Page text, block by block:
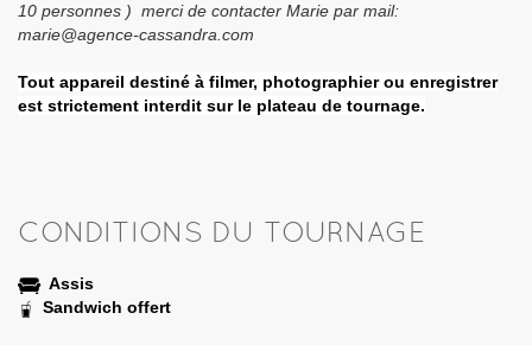
10 personnes ) merci de contacter Marie par mail:
marie@agence-cassandra.com
Tout appareil destiné à filmer, photographier ou enregistrer
est strictement interdit sur le plateau de tournage.
CONDITIONS DU TOURNAGE
Assis
Sandwich offert